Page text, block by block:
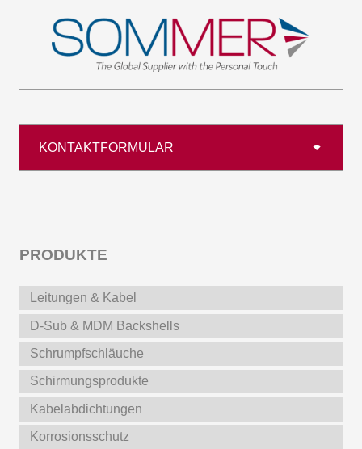
KONTAKTFORMULAR
PRODUKTE
Leitungen & Kabel
D-Sub & MDM Backshells
Schrumpfschläuche
Schirmungsprodukte
Kabelabdichtungen
Korrosionsschutz